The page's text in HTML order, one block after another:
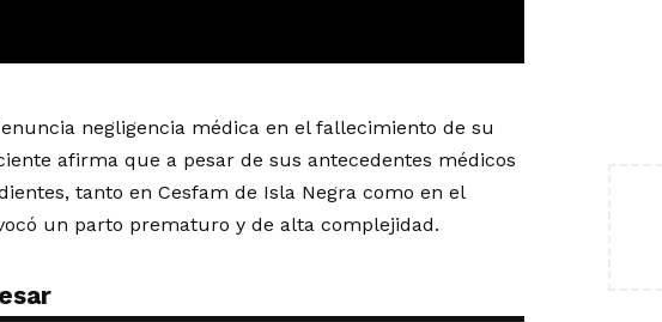
negligencia médica en el fallecimiento de su
afirma que a pesar de sus antecedentes médicos
tanto en Cesfam de Isla Negra como en el
un parto prematuro y de alta complejidad.